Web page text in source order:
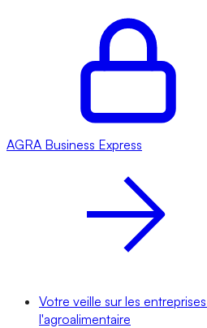
AGRA Business Express
Votre veille sur les
l'agroalimentaire